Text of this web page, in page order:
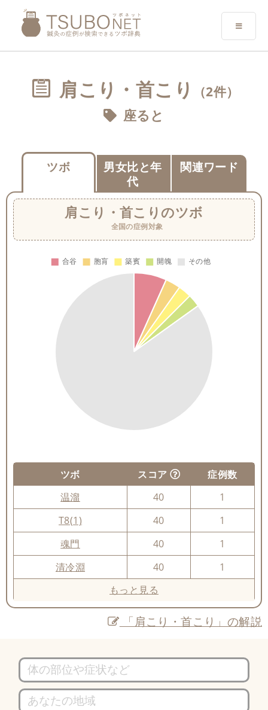
肩こり・首こり
（2件）
座ると
ツボ
男女比と年
代
関連ワード
肩こり・首こり のツボ
全国の症例対象
ツボ スコア
症例数
温溜
40
1
T8(1)
40
1
魂門
40
1
清冷淵
40
1
もっと見る
「肩こり・首こり」の解説